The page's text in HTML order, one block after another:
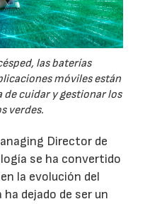
las baterías
móviles están
cuidar y gestionar los
verdes.
Director de
se ha convertido
la evolución del
dejado de ser un